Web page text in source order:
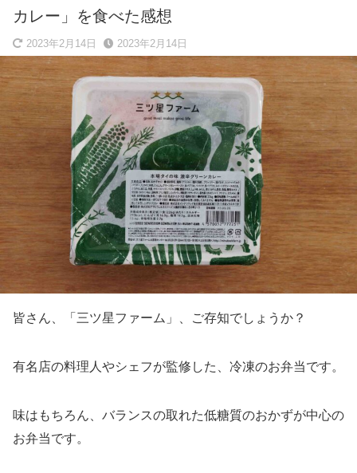
カレー」を食べた感想
2023年2月14日 2023年2月14日
皆さん、「三ツ星ファーム」、ご存知でしょうか？
有名店の料理人やシェフが監修した、冷凍のお弁当です。
味はもちろん、バランスの取れた低糖質のおかずが中心の
お弁当です。